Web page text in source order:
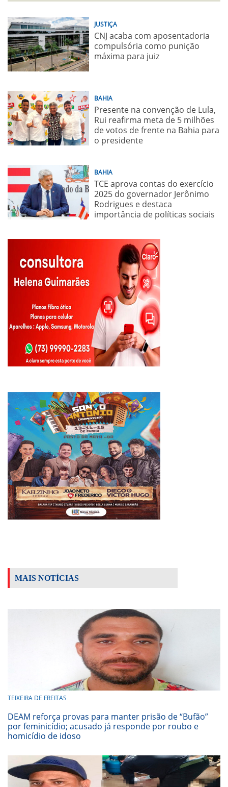
JUSTIÇA
CNJ acaba com aposentadoria
compulsória como punição
máxima para juiz
BAHIA
Presente na convenção de Lula,
Rui reafirma meta de 5 milhões
de votos de frente na Bahia para
o presidente
BAHIA
TCE aprova contas do exercício
2025 do governador Jerônimo
Rodrigues e destaca
importância de políticas sociais
MAIS NOTÍCIAS
TEIXEIRA DE FREITAS
DEAM reforça provas para manter prisão de “Bufão”
por feminicídio; acusado já responde por roubo e
homicídio de idoso